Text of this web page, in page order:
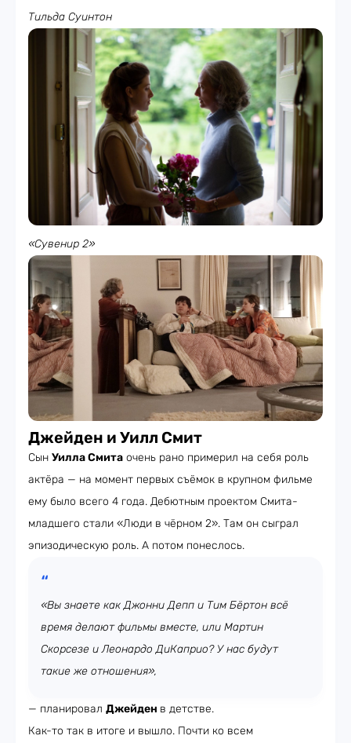
Тильда Суинтон
«Сувенир 2»
Джейден и Уилл Смит
Сын Уилла Смита очень рано примерил на себя роль
актёра — на момент первых съёмок в крупном фильме
ему было всего 4 года. Дебютным проектом Смита-
младшего стали «Люди в чёрном 2». Там он сыграл
эпизодическую роль. А потом понеслось.
«Вы знаете как Джонни Депп и Тим Бёртон всё
время делают фильмы вместе, или Мартин
Скорсезе и Леонардо ДиКаприо? У нас будут
такие же отношения»,
— планировал Джейден в детстве.
Как-то так в итоге и вышло. Почти ко всем